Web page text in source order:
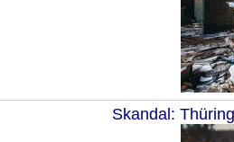
Skandal: